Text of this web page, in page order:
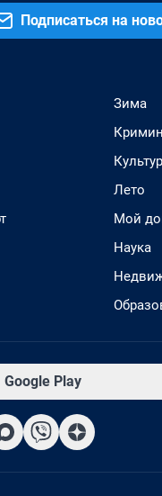
Подписаться на
Зима
Лето
Мой
Наука
Google Play